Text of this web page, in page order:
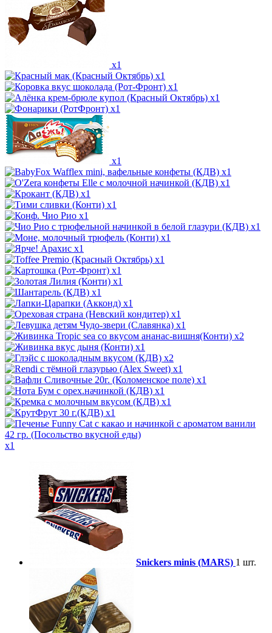
x1
x1
x1
x1
x1
x1
x1
x1
x1
x1
x1
x1
x1
x1
x1
x1
x1
x1
x1
x1
x1
x2
x1
x2
x1
x1
x1
x1
x1
x1
Snickers minis (MARS) 1 шт.